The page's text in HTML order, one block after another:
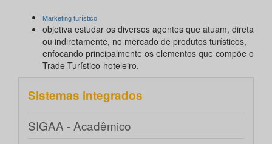
Marketing turístico
objetiva estudar os diversos agentes que atuam, direta
ou indiretamente, no mercado de produtos turísticos,
enfocando principalmente os elementos que compõe o
Trade Turístico-hoteleiro.
Sistemas integrados
SIGAA - Acadêmico